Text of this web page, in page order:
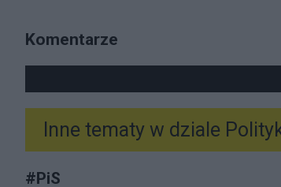
Komentarze
Inne tematy w dziale
#PiS